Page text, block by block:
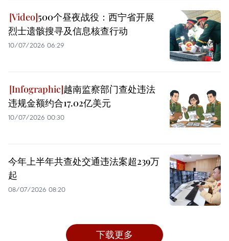
500个昼夜战役：西宁省开展
烈士遗骸搜寻及信息核查行动
10/07/2026 06:29
越南监察部门查处违法
违规金额约合17.02亿美元
10/07/2026 00:30
今年上半年共查处交通违法案超239万
起
08/07/2026 08:20
下载更多